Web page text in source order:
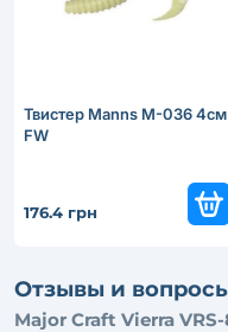
Твистер Manns M-036 4см
FW
176.4 грн
Отзывы и
Major Craft Vierra